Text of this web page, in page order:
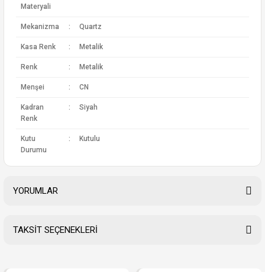
Materyali
Mekanizma : Quartz
Kasa Renk : Metalik
Renk : Metalik
Menşei : CN
Kadran
Renk
: Siyah
Kutu
Durumu
: Kutulu
YORUMLAR
TAKSİT SEÇENEKLERİ